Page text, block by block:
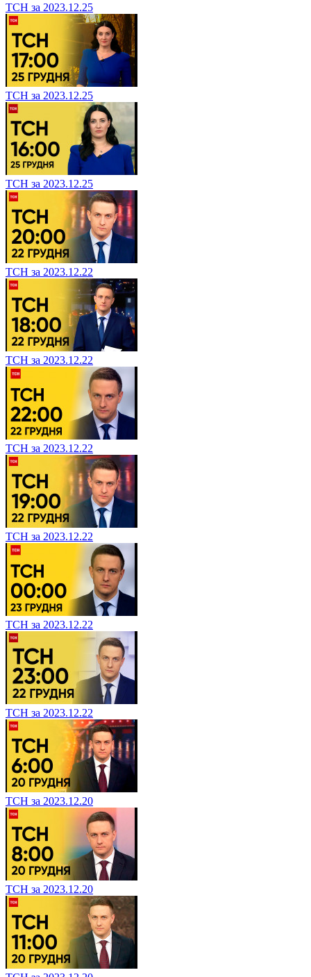
ТСН за 2023.12.25
ТСН за 2023.12.25
ТСН за 2023.12.25
ТСН за 2023.12.22
ТСН за 2023.12.22
ТСН за 2023.12.22
ТСН за 2023.12.22
ТСН за 2023.12.22
ТСН за 2023.12.22
ТСН за 2023.12.20
ТСН за 2023.12.20